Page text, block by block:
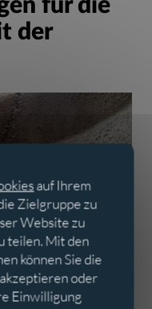
für die
der
H2S-
auf Ihrem
Zielgruppe zu
Website zu
teilen. Mit den
können Sie die
oder
Einwilligung